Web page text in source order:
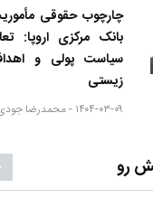
چارچوب حقوقی
بانک مرکزی اروپا:
سیاست پولی و
زیستی
۱۴۰۴-۰۳-۰۹ - محمدرضا
رو